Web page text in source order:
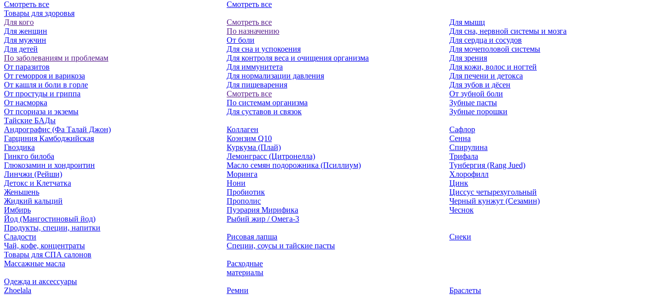
Смотреть все
Смотреть все
Товары для здоровья
Для кого
Для женщин
Для мужчин
Для детей
По заболеваниям и проблемам
От паразитов
Oт геморроя и варикоза
От кашля и боли в горле
От простуды и гриппа
От насморка
Oт псориаза и экземы
Смотреть все
По назначению
От боли
Для сна и успокоения
Для контроля веса и очищения организма
Для иммунитета
Для нормализации давления
Для пищеварения
Смотреть все
По системам организма
Для суставов и связок
Для мышц
Для сна, нервной системы и мозга
Для сердца и сосудов
Для мочеполовой системы
Для зрения
Для кожи, волос и ногтей
Для печени и детокса
Для зубов и дёсен
От зубной боли
Зубные пасты
Зубные порошки
Тайские БАДы
Андрографис (Фа Талай Джон)
Гарциния Камбоджийская
Гвоздика
Гинкго билоба
Глюкозамин и хондроитин
Линчжи (Рейши)
Детокс и Клетчатка
Женьшень
Жидкий кальций
Имбирь
Йод (Мангостиновый йод)
Коллаген
Коэнзим Q10
Куркума (Плай)
Лемонграсс (Цитронелла)
Масло семян подорожника (Псиллиум)
Моринга
Нони
Пробиотик
Прополис
Пуэрария Мирифика
Рыбий жир / Омега-3
Сафлор
Сенна
Спирулина
Трифала
Тунбергия (Rang Jued)
Хлорофилл
Цинк
Циссус четырехугольный
Черный кунжут (Сезамин)
Чеснок
Продукты, специи, напитки
Сладости
Чай, кофе, концентраты
Рисовая лапша
Специи, соусы и тайские пасты
Снеки
Товары для СПА салонов
Массажные масла
Расходные
материалы
Одежда и аксессуары
Zhoelala
Ремни
Браслеты